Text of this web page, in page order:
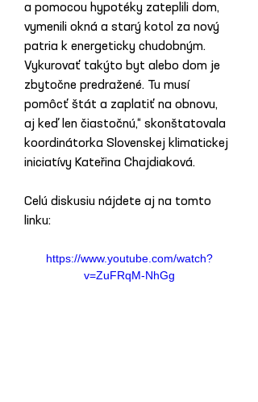
a pomocou hypotéky zateplili dom,
vymenili okná a starý kotol za nový
patria k energeticky chudobným.
Vykurovať takýto byt alebo dom je
zbytočne predražené. Tu musí
pomôcť štát a zaplatiť na obnovu,
aj keď len čiastočnú,“ skonštatovala
koordinátorka Slovenskej klimatickej
iniciatívy Kateřina Chajdiaková.
Celú diskusiu nájdete aj na tomto
linku:
https://www.youtube.com/watch?
v=ZuFRqM-NhGg